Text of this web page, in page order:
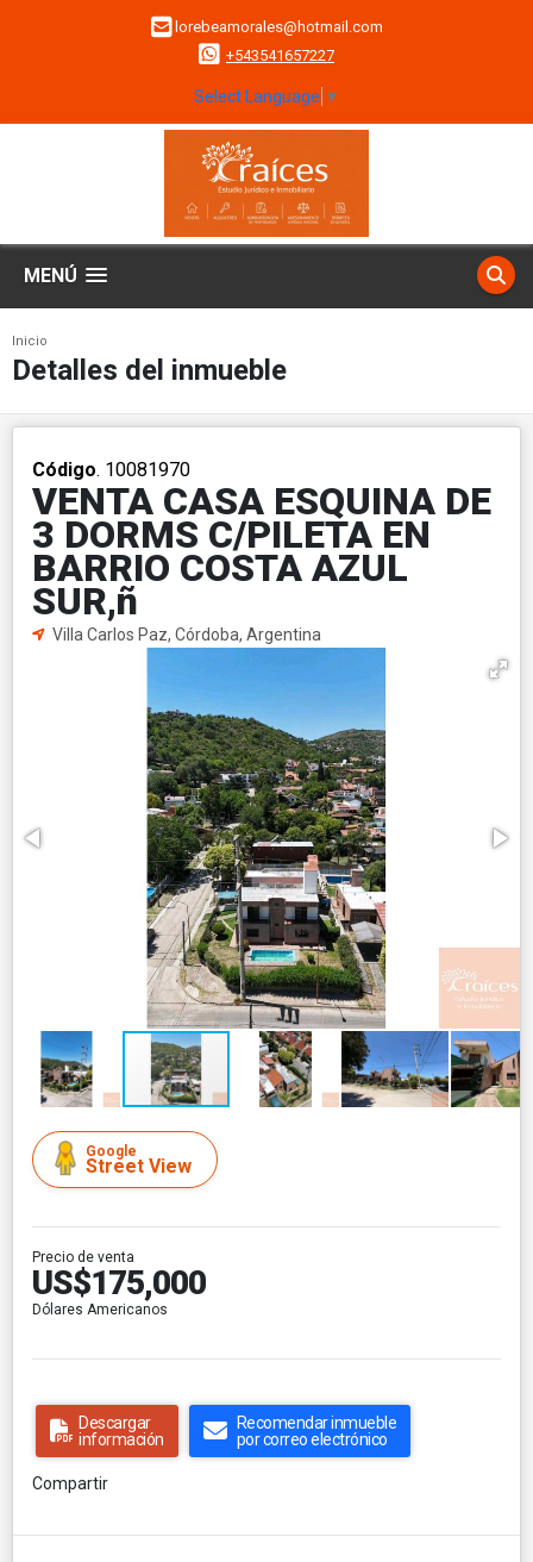
lorebeamorales@hotmail.com
+543541657227
Select Language ▼
MENÚ
Inicio
Detalles del inmueble
Código. 10081970
VENTA CASA ESQUINA DE
3 DORMS C/PILETA EN
BARRIO COSTA AZUL
SUR,ñ
Villa Carlos Paz, Córdoba, Argentina
Google
Street View
Precio de venta
US$175,000
Dólares Americanos
Descargar
información
Recomendar inmueble
por correo electrónico
Compartir